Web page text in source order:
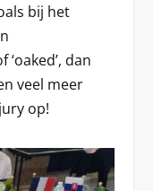
bij het
‘oaked’, dan
veel meer
op!